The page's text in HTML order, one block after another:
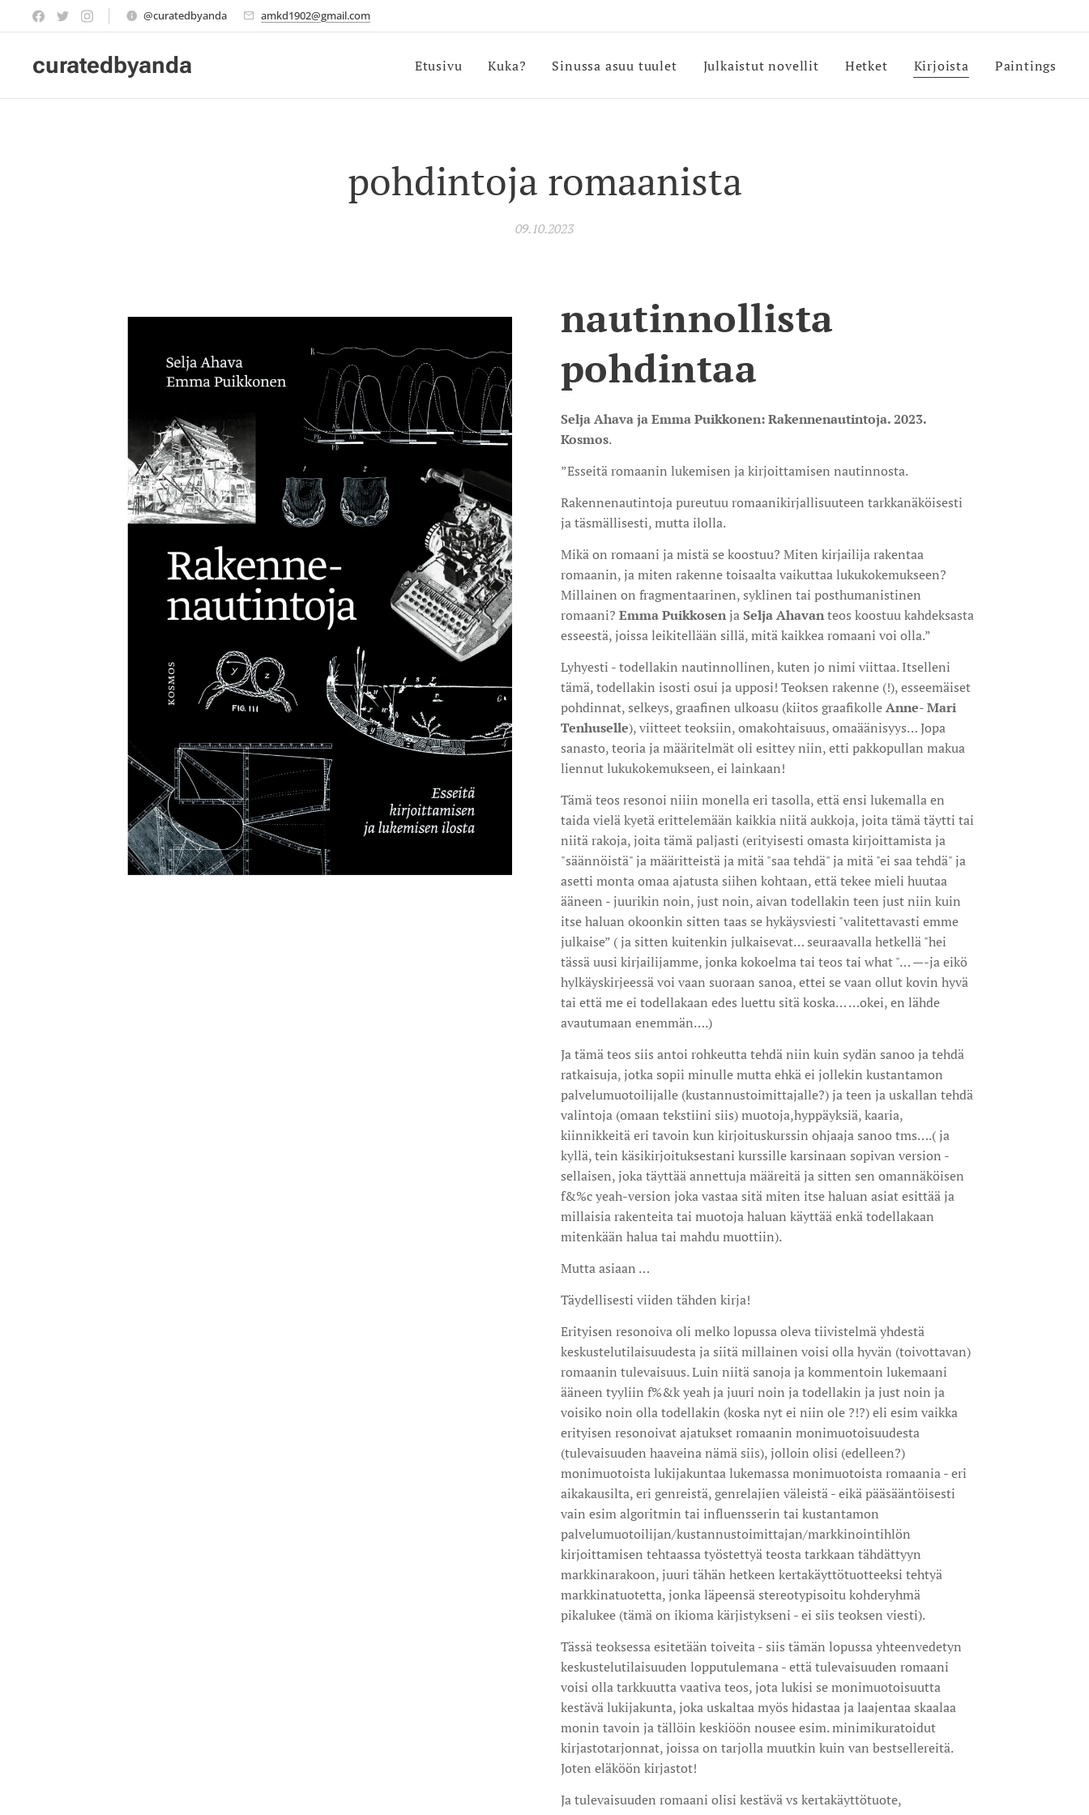
@curatedbyanda amkd1902@gmail.com
curatedbyanda Etusivu Kuka? Sinussa asuu tuulet Julkaistut novellit Hetket Kirjoista Paintings
pohdintoja romaanista
09.10.2023
nautinnollista
pohdintaa
Selja Ahava ja Emma Puikkonen: Rakennenautintoja. 2023.
Kosmos.
”Esseitä romaanin lukemisen ja kirjoittamisen nautinnosta.
Rakennenautintoja pureutuu romaanikirjallisuuteen tarkkanäköisesti
ja täsmällisesti, mutta ilolla.
Mikä on romaani ja mistä se koostuu? Miten kirjailija rakentaa
romaanin, ja miten rakenne toisaalta vaikuttaa lukukokemukseen?
Millainen on fragmentaarinen, syklinen tai posthumanistinen
romaani? Emma PuikkosenjaSeljaAhavanteos koostuu kahdeksasta
esseestä, joissa leikitellään sillä, mitä kaikkea romaani voi olla.”
Lyhyesti - todellakin nautinnollinen, kuten jo nimi viittaa. Itselleni
tämä, todellakin isosti osui ja upposi! Teoksen rakenne (!), esseemäiset
pohdinnat, selkeys, graafinen ulkoasu (kiitos graafikolleAnne- Mari
Tenhuselle), viitteet teoksiin, omakohtaisuus, omaäänisyys… Jopa
sanasto, teoria ja määritelmät oli esittey niin, etti pakkopullan makua
liennut lukukokemukseen, ei lainkaan!
Tämä teos resonoi niiin monella eri tasolla, että ensi lukemalla en
taida vielä kyetä erittelemään kaikkia niitä aukkoja, joita tämä täytti tai
niitä rakoja, joita tämä paljasti (erityisesti omasta kirjoittamista ja
"säännöistä" ja määritteistä ja mitä "saa tehdä" ja mitä "ei saa tehdä" ja
asetti monta omaa ajatusta siihen kohtaan, että tekee mieli huutaa
ääneen - juurikin noin, just noin, aivan todellakin teen just niin kuin
itse haluan okoonkin sitten taas se hykäysviesti "valitettavasti emme
julkaise” ( ja sitten kuitenkin julkaisevat… seuraavalla hetkellä "hei
tässä uusi kirjailijamme, jonka kokoelma tai teos tai what "… —-ja eikö
hylkäyskirjeessä voi vaan suoraan sanoa, ettei se vaan ollut kovin hyvä
tai että me ei todellakaan edes luettu sitä koska… …okei, en lähde
avautumaan enemmän….)
Ja tämä teos siis antoi rohkeutta tehdä niin kuin sydän sanoo ja tehdä
ratkaisuja, jotka sopii minulle mutta ehkä ei jollekin kustantamon
palvelumuotoilijalle (kustannustoimittajalle?) ja teen ja uskallan tehdä
valintoja (omaan tekstiini siis) muotoja,hyppäyksiä, kaaria,
kiinnikkeitä eri tavoin kun kirjoituskurssin ohjaaja sanoo tms….( ja
kyllä, tein käsikirjoituksestani kurssille karsinaan sopivan version -
sellaisen, joka täyttää annettuja määreitä ja sitten sen omannäköisen
f&%c yeah-version joka vastaa sitä miten itse haluan asiat esittää ja
millaisia rakenteita tai muotoja haluan käyttää enkä todellakaan
mitenkään halua tai mahdu muottiin).
Mutta asiaan …
Täydellisesti viiden tähden kirja!
Erityisen resonoiva oli melko lopussa oleva tiivistelmä yhdestä
keskustelutilaisuudesta ja siitä millainen voisi olla hyvän (toivottavan)
romaanin tulevaisuus. Luin niitä sanoja ja kommentoin lukemaani
ääneen tyyliin f%&k yeah ja juuri noin ja todellakin ja just noin ja
voisiko noin olla todellakin (koska nyt ei niin ole ?!?) eli esim vaikka
erityisen resonoivat ajatukset romaanin monimuotoisuudesta
(tulevaisuuden haaveina nämä siis), jolloin olisi (edelleen?)
monimuotoista lukijakuntaa lukemassa monimuotoista romaania - eri
aikakausilta, eri genreistä, genrelajien väleistä - eikä pääsääntöisesti
vain esim algoritmin tai influensserin tai kustantamon
palvelumuotoilijan/kustannustoimittajan/markkinointihlön
kirjoittamisen tehtaassa työstettyä teosta tarkkaan tähdättyyn
markkinarakoon, juuri tähän hetkeen kertakäyttötuotteeksi tehtyä
markkinatuotetta, jonka läpeensä stereotypisoitu kohderyhmä
pikalukee (tämä on ikioma kärjistykseni - ei siis teoksen viesti).
Tässä teoksessa esitetään toiveita - siis tämän lopussa yhteenvedetyn
keskustelutilaisuuden lopputulemana - että tulevaisuuden romaani
voisi olla tarkkuutta vaativa teos, jota lukisi se monimuotoisuutta
kestävä lukijakunta, joka uskaltaa myös hidastaa ja laajentaa skaalaa
monin tavoin ja tällöin keskiöön nousee esim. minimikuratoidut
kirjastotarjonnat, joissa on tarjolla muutkin kuin van bestsellereitä.
Joten eläköön kirjastot!
Ja tulevaisuuden romaani olisi kestävä vs kertakäyttötuote,